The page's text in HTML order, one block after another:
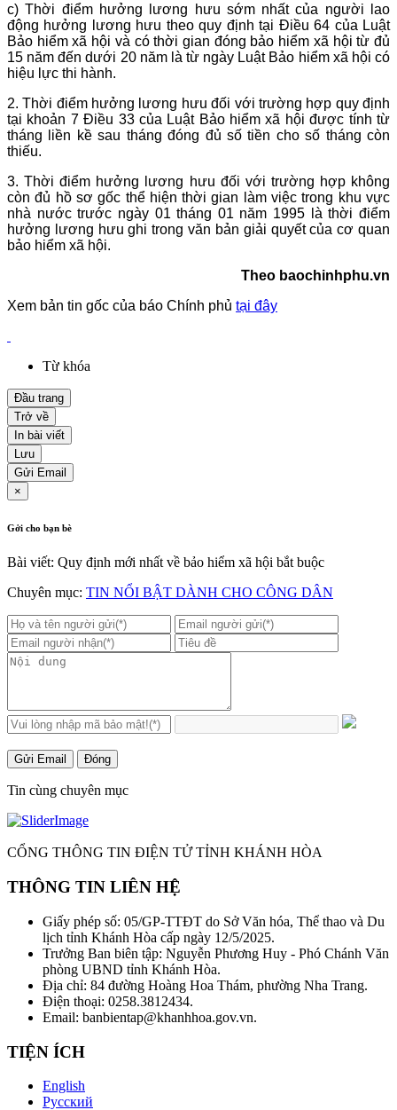
c) Thời điểm hưởng lương hưu sớm nhất của người lao
động hưởng lương hưu theo quy định tại Điều 64 của Luật
Bảo hiểm xã hội và có thời gian đóng bảo hiểm xã hội từ đủ
15 năm đến dưới 20 năm là từ ngày Luật Bảo hiểm xã hội có
hiệu lực thi hành.
2. Thời điểm hưởng lương hưu đối với trường hợp quy định
tại khoản 7 Điều 33 của Luật Bảo hiểm xã hội được tính từ
tháng liền kề sau tháng đóng đủ số tiền cho số tháng còn
thiếu.
3. Thời điểm hưởng lương hưu đối với trường hợp không
còn đủ hồ sơ gốc thể hiện thời gian làm việc trong khu vực
nhà nước trước ngày 01 tháng 01 năm 1995 là thời điểm
hưởng lương hưu ghi trong văn bản giải quyết của cơ quan
bảo hiểm xã hội.
Theo baochinhphu.vn
Xem bản tin gốc của báo Chính phủ tại đây
Từ khóa
Đầu trang
Trở về
In bài viết
Lưu
Gửi Email
×
Gởi cho bạn bè
Bài viết: Quy định mới nhất về bảo hiểm xã hội bắt buộc
Chuyên mục: TIN NỔI BẬT DÀNH CHO CÔNG DÂN
Gửi Email Đóng
Tin cùng chuyên mục
CỔNG THÔNG TIN ĐIỆN TỬ TỈNH KHÁNH HÒA
THÔNG TIN LIÊN HỆ
Giấy phép số: 05/GP-TTĐT do Sở Văn hóa, Thể thao và Du
lịch tỉnh Khánh Hòa cấp ngày 12/5/2025.
Trưởng Ban biên tập: Nguyễn Phương Huy - Phó Chánh Văn
phòng UBND tỉnh Khánh Hòa.
Địa chỉ: 84 đường Hoàng Hoa Thám, phường Nha Trang.
Điện thoại: 0258.3812434.
Email: banbientap@khanhhoa.gov.vn.
TIỆN ÍCH
English
Русский